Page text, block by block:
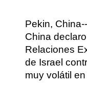
Pekin,
China
Relaciones
de Israel
muy volátil